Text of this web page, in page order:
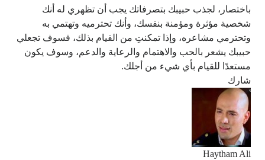
باختصار، لجذب حبيبك بتصرفاتك يجب أن تظهري له أنك
شخصية مؤثرة ومؤمنة بنفسك، وأنك تحترميه وتهتمي به
وتحترمي مشاعره، وإذا تمكنتِ من القيام بذلك، فسوف تجعلي
حبيبك يشعر بالحب والاهتمام والرعاية والدعم، وسوف يكون
مستعدًا للقيام بأي شيء من أجلك.
شارك
Haytham Ali